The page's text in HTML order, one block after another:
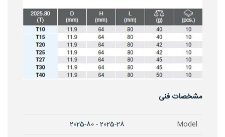
مشخصات فنی
Model
2025-28 - 2025-80